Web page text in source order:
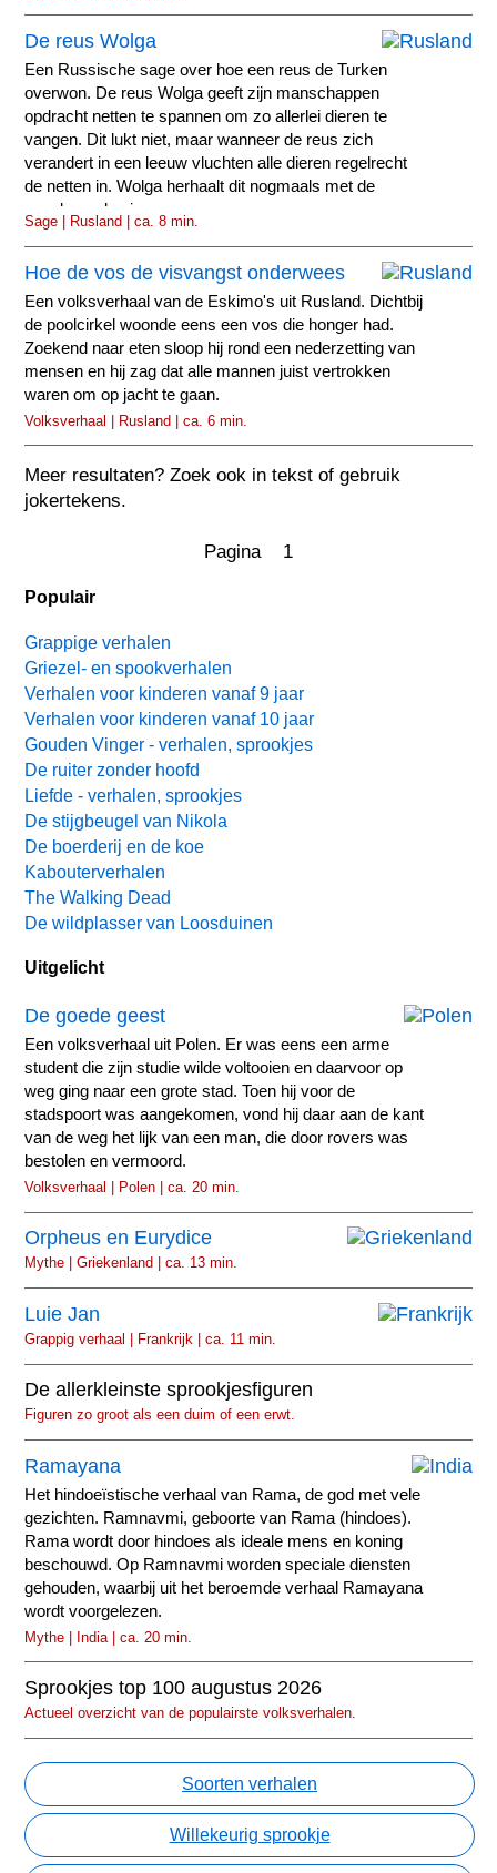
De reus Wolga
Een Russische sage over hoe een reus de Turken
overwon. De reus Wolga geeft zijn manschappen
opdracht netten te spannen om zo allerlei dieren te
vangen. Dit lukt niet, maar wanneer de reus zich
verandert in een leeuw vluchten alle dieren regelrecht
de netten in. Wolga herhaalt dit nogmaals met de
vogels en de vissen.
Sage | Rusland | ca. 8 min.
Hoe de vos de visvangst onderwees
Een volksverhaal van de Eskimo's uit Rusland. Dichtbij
de poolcirkel woonde eens een vos die honger had.
Zoekend naar eten sloop hij rond een nederzetting van
mensen en hij zag dat alle mannen juist vertrokken
waren om op jacht te gaan.
Volksverhaal | Rusland | ca. 6 min.
Meer resultaten? Zoek ook in tekst of gebruik
jokertekens.
Pagina 1
Populair
Grappige verhalen
Griezel- en spookverhalen
Verhalen voor kinderen vanaf 9 jaar
Verhalen voor kinderen vanaf 10 jaar
Gouden Vinger - verhalen, sprookjes
De ruiter zonder hoofd
Liefde - verhalen, sprookjes
De stijgbeugel van Nikola
De boerderij en de koe
Kabouterverhalen
The Walking Dead
De wildplasser van Loosduinen
Uitgelicht
De goede geest
Een volksverhaal uit Polen. Er was eens een arme
student die zijn studie wilde voltooien en daarvoor op
weg ging naar een grote stad. Toen hij voor de
stadspoort was aangekomen, vond hij daar aan de kant
van de weg het lijk van een man, die door rovers was
bestolen en vermoord.
Volksverhaal | Polen | ca. 20 min.
Orpheus en Eurydice
Mythe | Griekenland | ca. 13 min.
Luie Jan
Grappig verhaal | Frankrijk | ca. 11 min.
De allerkleinste sprookjesfiguren
Figuren zo groot als een duim of een erwt.
Ramayana
Het hindoeïstische verhaal van Rama, de god met vele
gezichten. Ramnavmi, geboorte van Rama (hindoes).
Rama wordt door hindoes als ideale mens en koning
beschouwd. Op Ramnavmi worden speciale diensten
gehouden, waarbij uit het beroemde verhaal Ramayana
wordt voorgelezen.
Mythe | India | ca. 20 min.
Sprookjes top 100 augustus 2026
Actueel overzicht van de populairste volksverhalen.
Soorten verhalen
Willekeurig sprookje